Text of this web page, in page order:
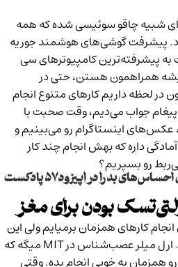
شبیه چاقو سوئیسی شده که همه‌
پیشرفت گوشی‌های هوشمند جوریه
پیشرفته‌ترین کامپیوترهای سی
همراهمون هستن، حتی در
در لحظه داریم کارهای متنوع انجام
پیغام جواب می‌دیم، وقت صحبت با
اینستاگرام رو می‌بینیم و
داره که بهش انجام چند کار
رو بسپریم؟
خلاصه کتاب دلایل خوب برای احساس‌های بد را در اپیزود ۵۷ پادکست
بودن برای مغز
کارهای همزمان برمیایم ولی این
یه توهم موذیانه بیشتر نیست. ارل میلر عصب‌شناس در MIT میگه که
همزمان به خوبی انجام بده. وقتی